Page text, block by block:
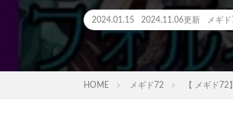
2024.01.15 2024.11.06更新 メギ
HOME メギド72 【 メギド